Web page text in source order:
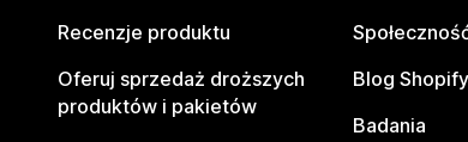
Recenzje produktu
Oferuj sprzedaż droższych
produktów i pakietów
Blog Shopify
Badania